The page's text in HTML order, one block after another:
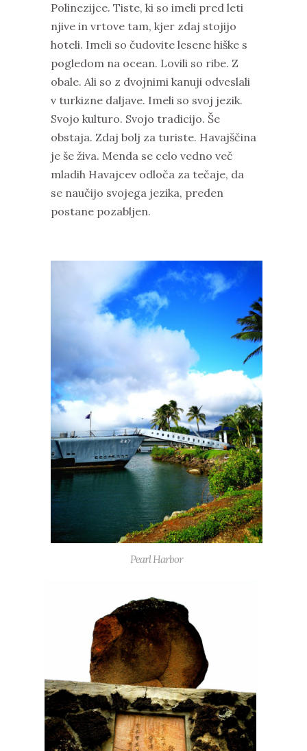
Polinezijce. Tiste, ki so imeli pred leti
njive in vrtove tam, kjer zdaj stojijo
hoteli. Imeli so čudovite lesene hiške s
pogledom na ocean. Lovili so ribe. Z
obale. Ali so z dvojnimi kanuji odveslali
v turkizne daljave. Imeli so svoj jezik.
Svojo kulturo. Svojo tradicijo. Še
obstaja. Zdaj bolj za turiste. Havajščina
je še živa. Menda se celo vedno več
mladih Havajcev odloča za tečaje, da
se naučijo svojega jezika, preden
postane pozabljen.
Pearl Harbor